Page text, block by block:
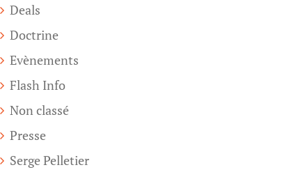
Deals
Doctrine
Evènements
Flash Info
Non classé
Presse
Serge Pelletier